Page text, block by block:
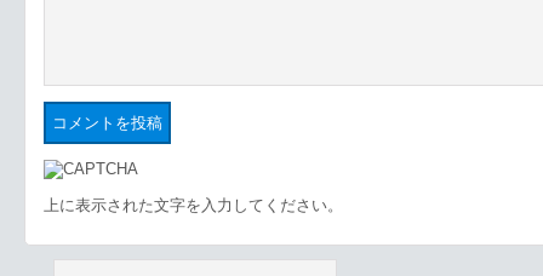
上に表示された文字を入力してください。